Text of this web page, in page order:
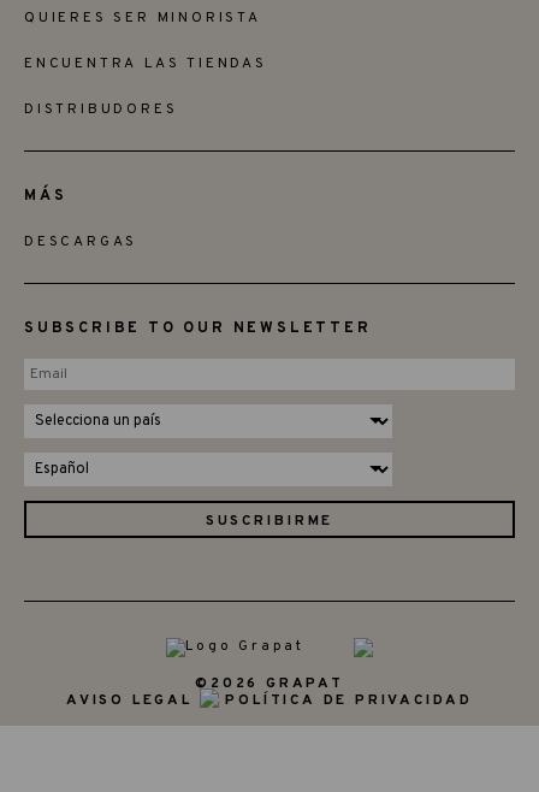
QUIERES SER MINORISTA
ENCUENTRA LAS TIENDAS
DISTRIBUDORES
MÁS
DESCARGAS
SUBSCRIBE TO OUR NEWSLETTER
©2026 GRAPAT
AVISO LEGAL
POLÍTICA DE PRIVACIDAD